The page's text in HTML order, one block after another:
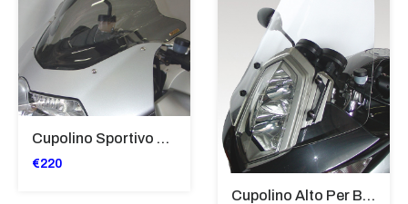
Cupolino Sportivo Per Bmw K 1200 R Sport 2005-07 TRASPARENTE - Sc967-T
€220
Cupolino Alto Per Bmw R 1200 St 2004 - 2007 TRASPARENTE - Sc950-T